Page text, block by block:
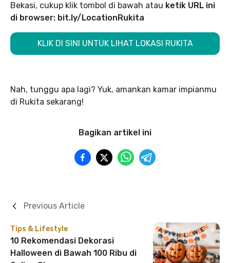
Bekasi, cukup klik tombol di bawah atau ketik URL ini
di browser: bit.ly/LocationRukita
KLIK DI SINI UNTUK LIHAT LOKASI RUKITA
Nah, tunggu apa lagi? Yuk, amankan kamar impianmu
di Rukita sekarang!
Bagikan artikel ini
Tips & Lifestyle
10 Rekomendasi Dekorasi
Halloween di Bawah 100 Ribu di
Previous Article